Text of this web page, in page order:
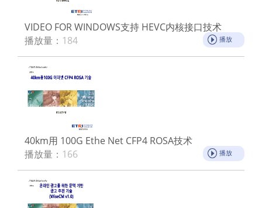
VIDEO FOR WINDOWS支持 HEVC内核接口技术
播放量： 184 播放
40km用 100G Ethe Net CFP4 ROSA技术
播放量： 166 播放